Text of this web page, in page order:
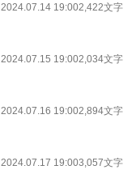
2024.07.14 19:002,422文字
2024.07.15 19:002,034文字
2024.07.16 19:002,894文字
2024.07.17 19:003,057文字